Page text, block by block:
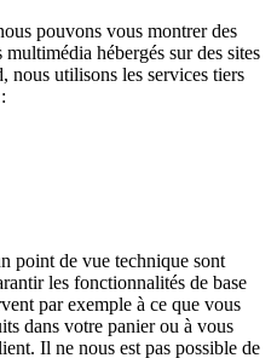
pouvons vous montrer des
hébergés sur des sites
nous utilisons les services tiers
point de vue technique sont
les fonctionnalités de base
par exemple à ce que vous
dans votre panier ou à vous
Il ne nous est pas possible de